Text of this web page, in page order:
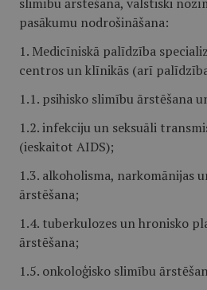
pasākumu nodrošināšana:
1. Medicīniskā palīdzība
centros un klīnikās (arī
1.1. psihisko slimību ārstēšana
1.2. infekciju un seksuāli
(ieskaitot AIDS);
1.3. alkoholisma, narkomānijas
ārstēšana;
1.4. tuberkulozes un hronisko
ārstēšana;
1.5. onkoloģisko slimību